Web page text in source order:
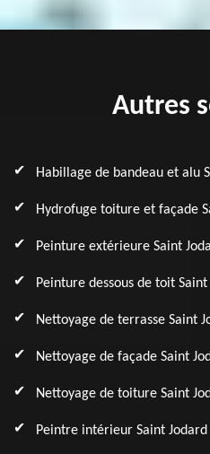
Autres
Habillage de bandeau et alu
Hydrofuge toiture et façade
Peinture extérieure Saint
Peinture dessous de toit Saint
Nettoyage de terrasse Saint
Nettoyage de façade Saint
Nettoyage de toiture Saint
Peintre intérieur Saint Jodard